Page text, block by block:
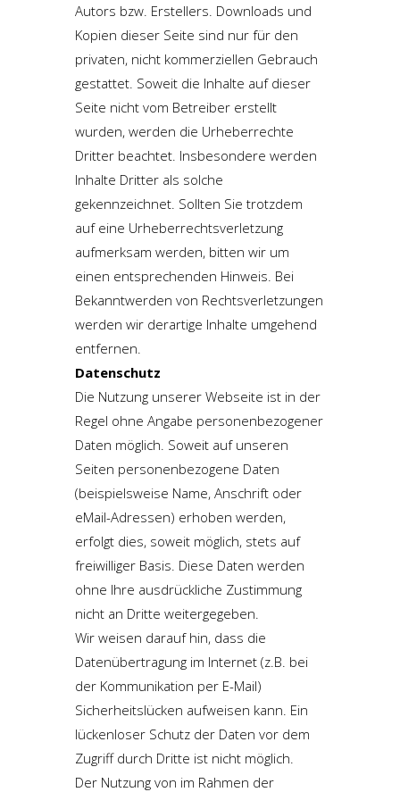
Autors bzw. Erstellers. Downloads und
Kopien dieser Seite sind nur für den
privaten, nicht kommerziellen Gebrauch
gestattet. Soweit die Inhalte auf dieser
Seite nicht vom Betreiber erstellt
wurden, werden die Urheberrechte
Dritter beachtet. Insbesondere werden
Inhalte Dritter als solche
gekennzeichnet. Sollten Sie trotzdem
auf eine Urheberrechtsverletzung
aufmerksam werden, bitten wir um
einen entsprechenden Hinweis. Bei
Bekanntwerden von Rechtsverletzungen
werden wir derartige Inhalte umgehend
entfernen.
Datenschutz
Die Nutzung unserer Webseite ist in der
Regel ohne Angabe personenbezogener
Daten möglich. Soweit auf unseren
Seiten personenbezogene Daten
(beispielsweise Name, Anschrift oder
eMail-Adressen) erhoben werden,
erfolgt dies, soweit möglich, stets auf
freiwilliger Basis. Diese Daten werden
ohne Ihre ausdrückliche Zustimmung
nicht an Dritte weitergegeben.
Wir weisen darauf hin, dass die
Datenübertragung im Internet (z.B. bei
der Kommunikation per E-Mail)
Sicherheitslücken aufweisen kann. Ein
lückenloser Schutz der Daten vor dem
Zugriff durch Dritte ist nicht möglich.
Der Nutzung von im Rahmen der